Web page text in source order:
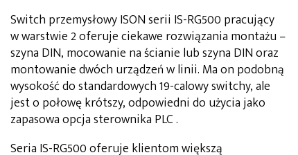
Switch przemysłowy ISON serii IS-RG500 pracujący
w warstwie 2 oferuje ciekawe rozwiązania montażu –
szyna DIN, mocowanie na ścianie lub szyna DIN oraz
montowanie dwóch urządzeń w linii. Ma on podobną
wysokość do standardowych 19-calowy switchy, ale
jest o połowę krótszy, odpowiedni do użycia jako
zapasowa opcja sterownika PLC .
Seria IS-RG500 oferuje klientom większą